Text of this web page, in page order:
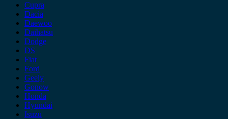
Cupra
Dacia
Daewoo
Daihatsu
Dodge
DS
Fiat
Ford
Geely
Gonow
Honda
Hyundai
Isuzu